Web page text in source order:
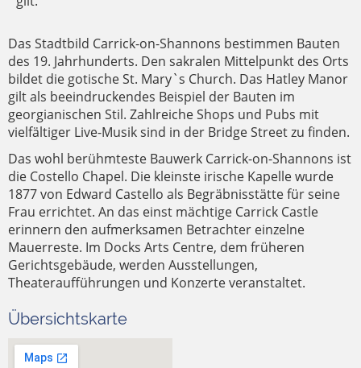
Das Stadtbild Carrick-on-Shannons bestimmen Bauten
des 19. Jahrhunderts. Den sakralen Mittelpunkt des Orts
bildet die gotische St. Mary`s Church. Das Hatley Manor
gilt als beeindruckendes Beispiel der Bauten im
georgianischen Stil. Zahlreiche Shops und Pubs mit
vielfältiger Live-Musik sind in der Bridge Street zu finden.
Das wohl berühmteste Bauwerk Carrick-on-Shannons ist
die Costello Chapel. Die kleinste irische Kapelle wurde
1877 von Edward Castello als Begräbnisstätte für seine
Frau errichtet. An das einst mächtige Carrick Castle
erinnern den aufmerksamen Betrachter einzelne
Mauerreste. Im Docks Arts Centre, dem früheren
Gerichtsgebäude, werden Ausstellungen,
Theateraufführungen und Konzerte veranstaltet.
Übersichtskarte